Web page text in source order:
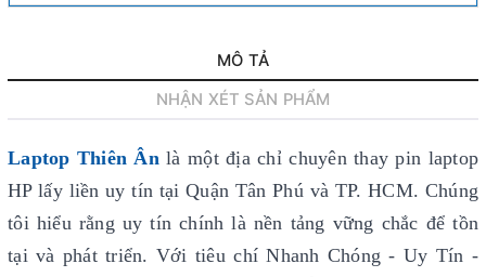
MÔ TẢ
NHẬN XÉT SẢN PHẨM
Laptop Thiên Ânlà một địa chỉ chuyên thay pin laptop
HP lấy liền uy tín tại Quận Tân Phú và TP. HCM. Chúng
tôi hiểu rằng uy tín chính là nền tảng vững chắc để tồn
tại và phát triển. Với tiêu chí Nhanh Chóng - Uy Tín -